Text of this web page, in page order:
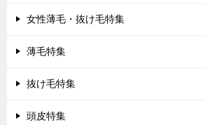
女性薄毛・抜け毛特集
薄毛特集
抜け毛特集
頭皮特集